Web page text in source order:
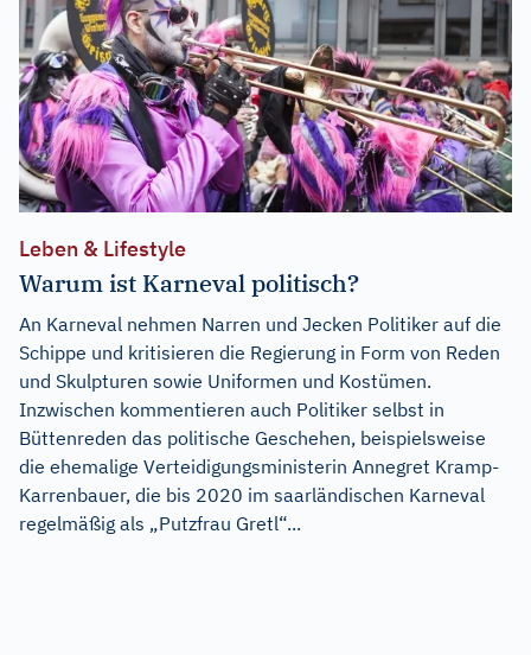
Leben & Lifestyle
Warum ist Karneval politisch?
An Karneval nehmen Narren und Jecken Politiker auf die
Schippe und kritisieren die Regierung in Form von Reden
und Skulpturen sowie Uniformen und Kostümen.
Inzwischen kommentieren auch Politiker selbst in
Büttenreden das politische Geschehen, beispielsweise
die ehemalige Verteidigungsministerin Annegret Kramp-
Karrenbauer, die bis 2020 im saarländischen Karneval
regelmäßig als „Putzfrau Gretl“...